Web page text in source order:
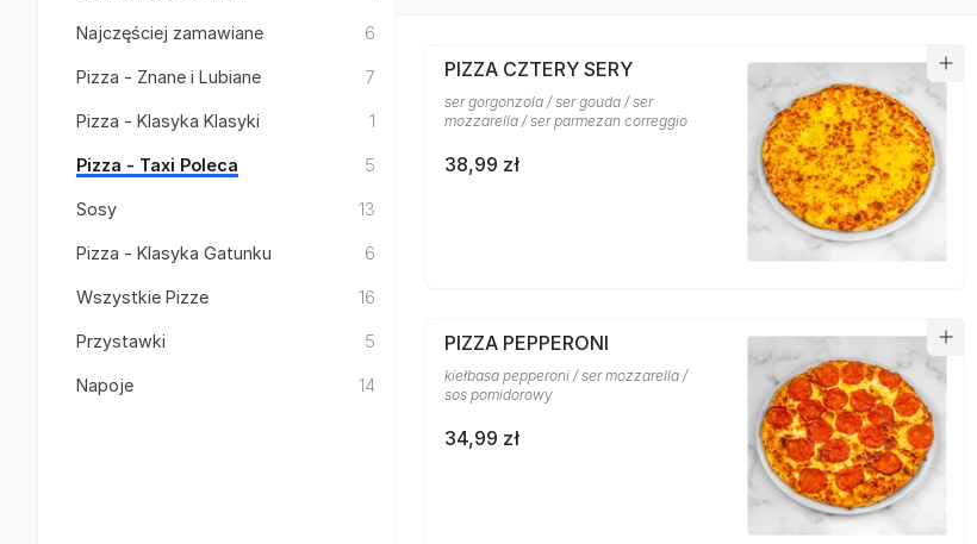
Najczęściej zamawiane 6
Pizza - Znane i Lubiane 7
Pizza - Klasyka Klasyki 1
Pizza - Taxi Poleca 5
Sosy 13
Pizza - Klasyka Gatunku 6
Wszystkie Pizze 16
Przystawki 5
Napoje 14
PIZZA CZTERY SERY
ser gorgonzola / ser gouda / ser
mozzarella / ser parmezan correggio
38,99 zł
PIZZA PEPPERONI
kiełbasa pepperoni / ser mozzarella /
sos pomidorowy
34,99 zł